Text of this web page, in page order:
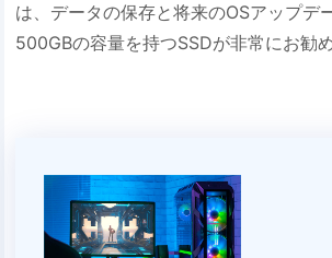
は、データの保存と将来のOSアップデ
500GBの容量を持つSSDが非常にお勧め